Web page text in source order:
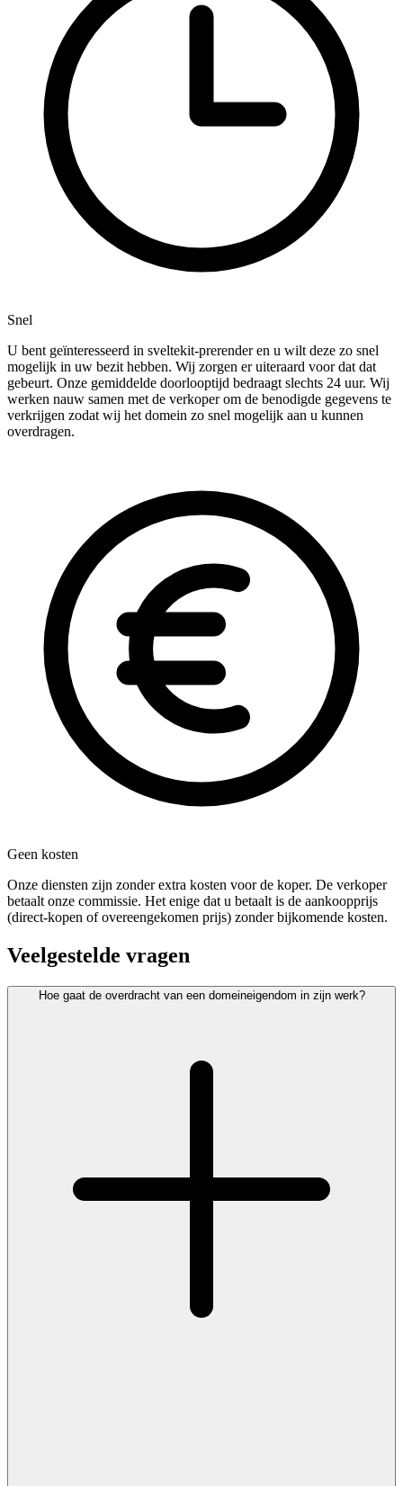
Snel
U bent geïnteresseerd in sveltekit-prerender en u wilt deze zo snel
mogelijk in uw bezit hebben. Wij zorgen er uiteraard voor dat dat
gebeurt. Onze gemiddelde doorlooptijd bedraagt slechts 24 uur. Wij
werken nauw samen met de verkoper om de benodigde gegevens te
verkrijgen zodat wij het domein zo snel mogelijk aan u kunnen
overdragen.
Geen kosten
Onze diensten zijn zonder extra kosten voor de koper. De verkoper
betaalt onze commissie. Het enige dat u betaalt is de aankoopprijs
(direct-kopen of overeengekomen prijs) zonder bijkomende kosten.
Veelgestelde vragen
Hoe gaat de overdracht van een domeineigendom in zijn werk?